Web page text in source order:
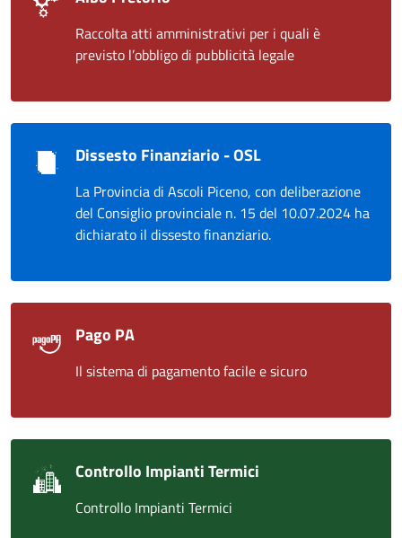
Raccolta atti amministrativi per i quali è
previsto l’obbligo di pubblicità legale
Dissesto Finanziario - OSL
La Provincia di Ascoli Piceno, con deliberazione
del Consiglio provinciale n. 15 del 10.07.2024 ha
dichiarato il dissesto finanziario.
Pago PA
Il sistema di pagamento facile e sicuro
Controllo Impianti Termici
Controllo Impianti Termici